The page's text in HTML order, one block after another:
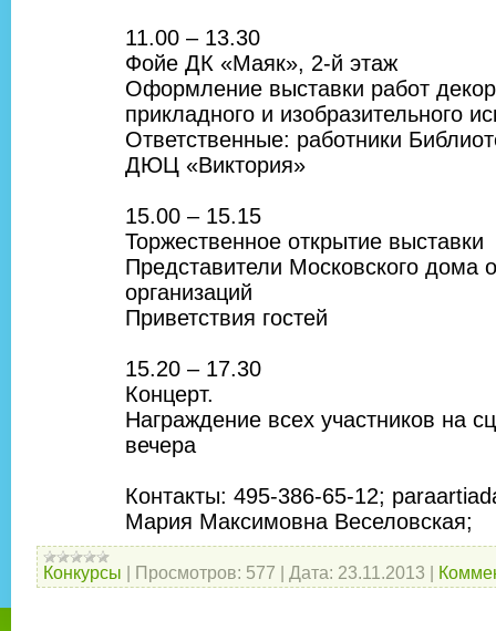
11.00 – 13.30
Фойе ДК «Маяк», 2-й этаж
Оформление выставки работ
прикладного и изобразительного
Ответственные: работники
ДЮЦ «Виктория»
15.00 – 15.15
Торжественное открытие выставки
Представители Московского дома
организаций
Приветствия гостей
15.20 – 17.30
Концерт.
Награждение всех участников на
вечера
Контакты: 495-386-65-12;
Мария Максимовна Веселовская;
Конкурсы Просмотров: 577 Дата: 23.11.2013